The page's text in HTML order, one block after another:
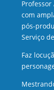
com
pós-
Serviço
Faz